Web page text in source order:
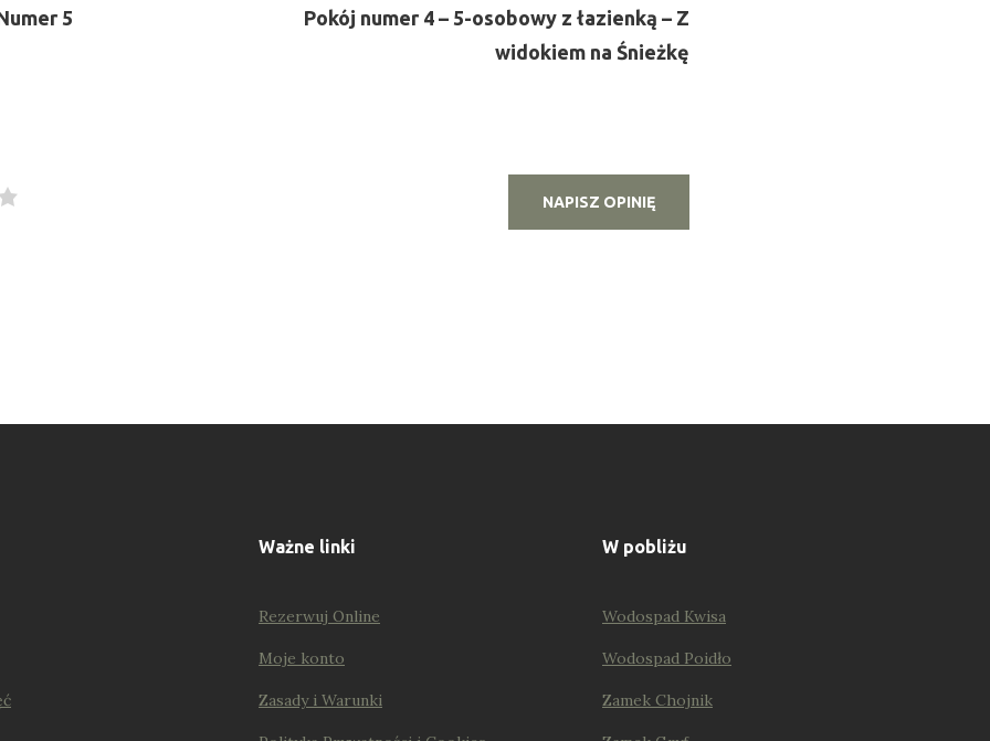
5
Pokój numer 4 – 5-osobowy z łazienką – Z
widokiem na Śnieżkę
NAPISZ OPINIĘ
Ważne linki
Rezerwuj Online
Moje konto
Zasady i Warunki
W pobliżu
Wodospad Kwisa
Wodospad Poidło
Zamek Chojnik